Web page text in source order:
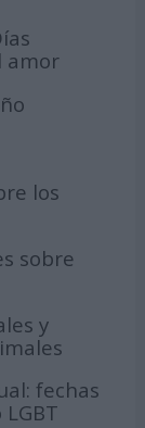
amor
los
sobre
y
fechas